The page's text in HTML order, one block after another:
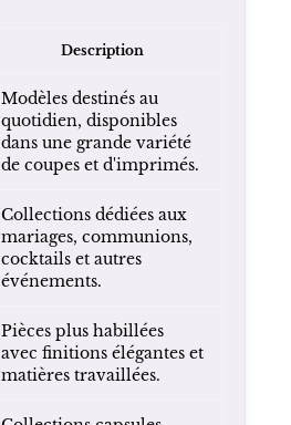
Description
Modèles destinés au
quotidien, disponibles
dans une grande variété
de coupes et d'imprimés.
Collections dédiées aux
mariages, communions,
cocktails et autres
événements.
Pièces plus habillées
avec finitions élégantes et
matières travaillées.